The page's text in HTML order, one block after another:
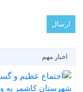
اخبار مهم